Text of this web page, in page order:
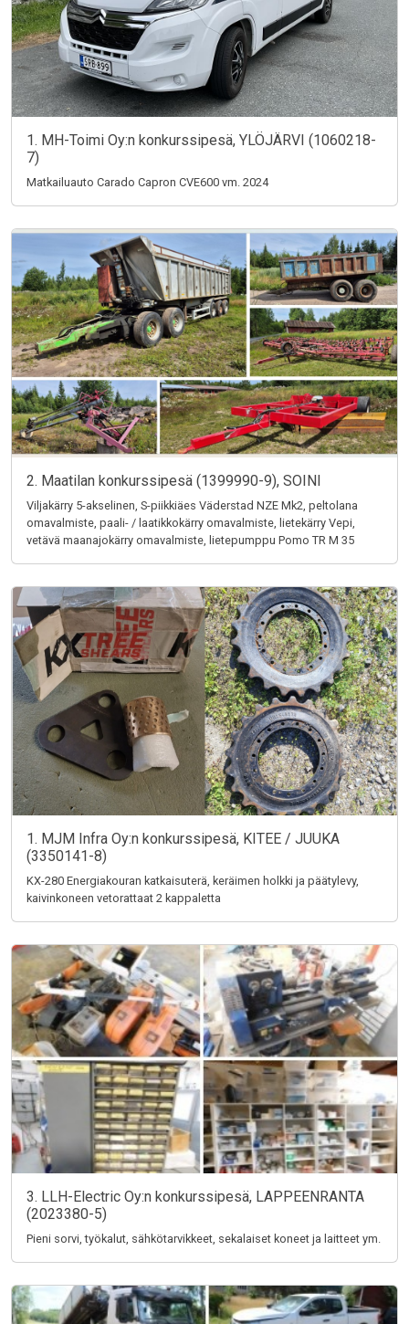
1. MH-Toimi Oy:n konkurssipesä, YLÖJÄRVI (1060218-
7)
Matkailuauto Carado Capron CVE600 vm. 2024
2. Maatilan konkurssipesä (1399990-9), SOINI
Viljakärry 5-akselinen, S-piikkiäes Väderstad NZE Mk2, peltolana
omavalmiste, paali- / laatikkokärry omavalmiste, lietekärry Vepi,
vetävä maanajokärry omavalmiste, lietepumppu Pomo TR M 35
1. MJM Infra Oy:n konkurssipesä, KITEE / JUUKA
(3350141-8)
KX-280 Energiakouran katkaisuterä, keräimen holkki ja päätylevy,
kaivinkoneen vetorattaat 2 kappaletta
3. LLH-Electric Oy:n konkurssipesä, LAPPEENRANTA
(2023380-5)
Pieni sorvi, työkalut, sähkötarvikkeet, sekalaiset koneet ja laitteet ym.